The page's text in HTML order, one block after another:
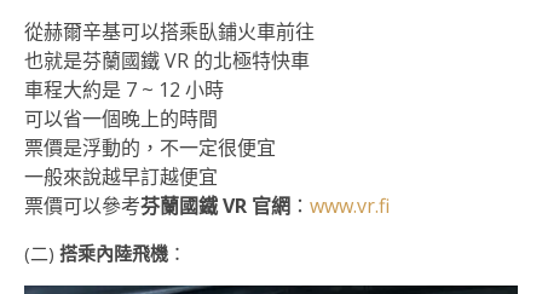
從赫爾辛基可以搭乘臥鋪火車前往
也就是芬蘭國鐵 VR 的北極特快車
車程大約是 7 ~ 12 小時
可以省一個晚上的時間
票價是浮動的，不一定很便宜
一般來說越早訂越便宜
票價可以參考芬蘭國鐵 VR 官網 ： www.vr.fi
(二) 搭乘內陸飛機 ：